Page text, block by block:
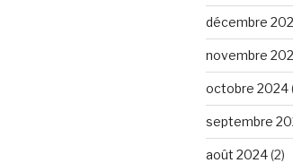
décembre
novembre
octobre 2024
septembre
août 2024(2)